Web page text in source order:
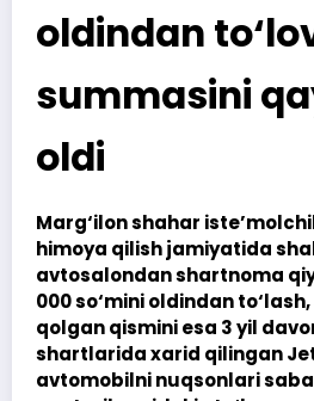
oldindan
summasini
oldi
Marg‘ilon shahar
himoya qilish jamiyatida
avtosalondan shartnoma
000 so‘mini oldindan
qolgan qismini esa 3 yil
shartlarida xarid qilingan
avtomobilni nuqsonlari